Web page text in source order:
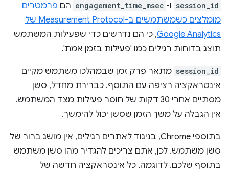
session_id ו- engagement_time_msec הם פרמטרים
מומלצים כשמשתמשים ב-Measurement Protocol של
Google Analytics, כי הם נדרשים כדי שפעילות המשתמש
תוצג בדוחות רגילים כמו 'פעילות בזמן אמת'.
session_id מתאר פרק זמן שבמהלכו משתמש מקיים
אינטראקציה רציפה עם התוסף. כברירת מחדל, סשן
מסתיים אחרי 30 דקות של חוסר פעילות מצד המשתמש.
אין הגבלה על משך הזמן שסשן יכול להימשך.
בתוספי Chrome, בניגוד לאתרים רגילים, אין מושג ברור של
סשן משתמש. לכן, אתם צריכים להגדיר מהו סשן משתמש
בתוסף שלכם. לדוגמה, כל אינטראקציה חדשה של